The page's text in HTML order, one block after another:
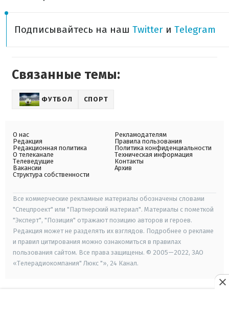
Подписывайтесь на наш Twitter и Telegram
Связанные темы:
ФУТБОЛ СПОРТ
О нас
Редакция
Редакционная политика
О телеканале
Телеведущие
Вакансии
Структура собственности
Рекламодателям
Правила пользования
Политика конфиденциальности
Техническая информация
Контакты
Архив
Все коммерческие рекламные материалы обозначены словами
"Спецпроект" или "Партнерский материал". Материалы с пометкой
"Эксперт", "Позиция" отражают позицию авторов и героев.
Редакция может не разделять их взглядов. Подробнее о рекламе
и правил цитирования можно ознакомиться в правилах
пользования сайтом. Все права защищены. © 2005—2022, ЗАО
«Телерадиокомпания" Люкс "», 24 Канал.